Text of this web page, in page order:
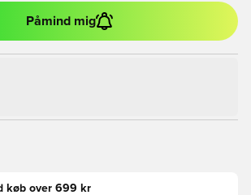
Påmind mig
køb over 699 kr